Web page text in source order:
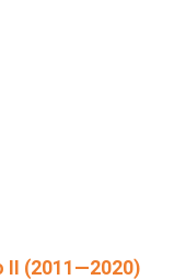
II (2011—2020)